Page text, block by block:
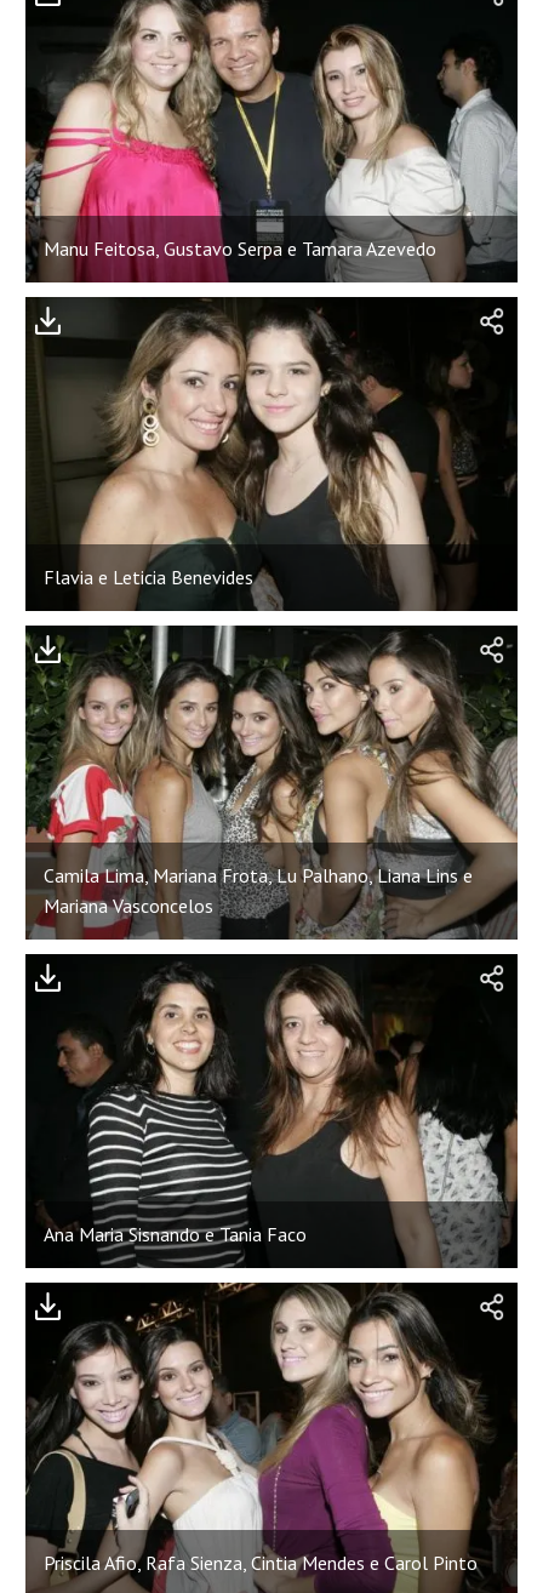
Manu Feitosa, Gustavo Serpa e Tamara Azevedo
Flavia e Leticia Benevides
Camila Lima, Mariana Frota, Lu Palhano, Liana Lins e
Mariana Vasconcelos
Ana Maria Sisnando e Tania Faco
Priscila Afio, Rafa Sienza, Cintia Mendes e Carol Pinto